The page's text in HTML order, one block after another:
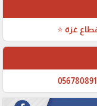
غزة ⭐